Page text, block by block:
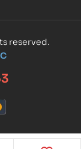
reserved.